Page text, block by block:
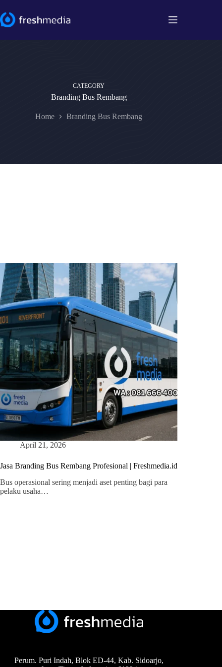
to
content
CATEGORY
Branding Bus Rembang
Home Branding Bus Rembang
April 21, 2026
Jasa Branding Bus Rembang Profesional | Freshmedia.id
Bus operasional sering menjadi aset penting bagi para
pelaku usaha…
Perum. Puri Indah, Blok ED-44, Kab. Sidoarjo,